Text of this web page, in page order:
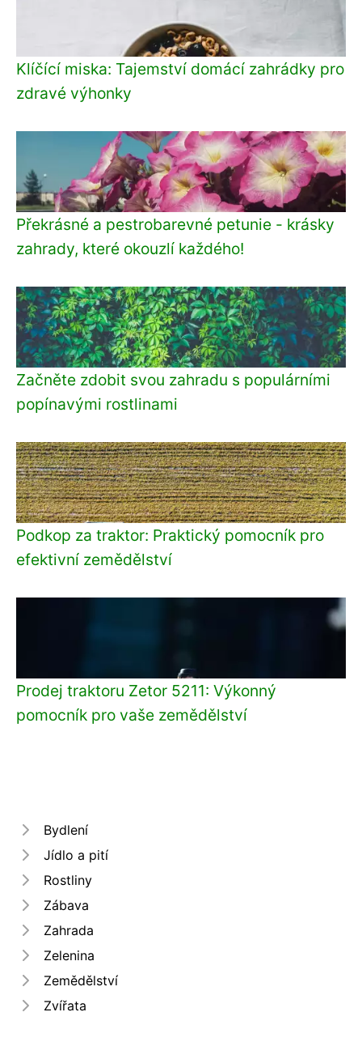
Klíčící miska: Tajemství domácí zahrádky pro
zdravé výhonky
Překrásné a pestrobarevné petunie - krásky
zahrady, které okouzlí každého!
Začněte zdobit svou zahradu s populárními
popínavými rostlinami
Podkop za traktor: Praktický pomocník pro
efektivní zemědělství
Prodej traktoru Zetor 5211: Výkonný
pomocník pro vaše zemědělství
Bydlení
Jídlo a pití
Rostliny
Zábava
Zahrada
Zelenina
Zemědělství
Zvířata